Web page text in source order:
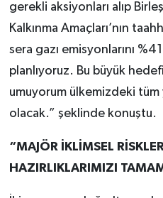
gerekli aksiyonları alıp
Kalkınma Amaçları’nın
sera gazı emisyonlarını
planlıyoruz. Bu büyük
umuyorum ülkemizdeki
olacak.” şeklinde konuştu.
“MAJÖR İKLİMSEL
HAZIRLIKLARIMIZI